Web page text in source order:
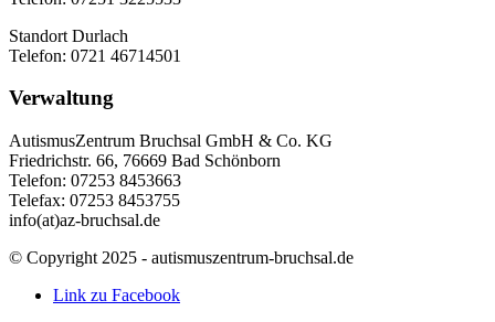
Standort Durlach
Telefon: 0721 46714501
Verwaltung
AutismusZentrum Bruchsal GmbH & Co. KG
Friedrichstr. 66, 76669 Bad Schönborn
Telefon: 07253 8453663
Telefax: 07253 8453755
info(at)az-bruchsal.de
© Copyright 2025 - autismuszentrum-bruchsal.de
Link zu Facebook